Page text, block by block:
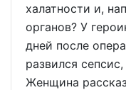
халатности и,
органов? У
дней после
развился
Женщина